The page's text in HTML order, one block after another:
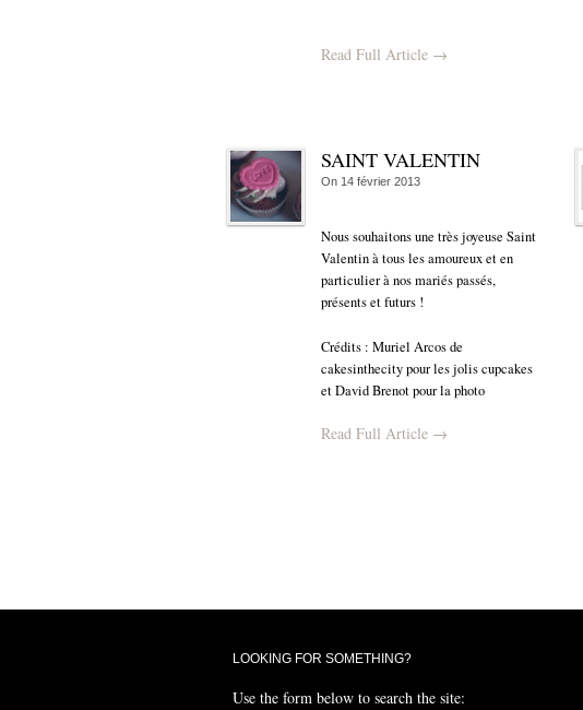
Read Full Article →
SAINT VALENTIN
On 14 février 2013
Nous souhaitons une très joyeuse Saint
Valentin à tous les amoureux et en
particulier à nos mariés passés,
présents et futurs !
Crédits : Muriel Arcos de
cakesinthecity pour les jolis cupcakes
et David Brenot pour la photo
Read Full Article →
LOOKING FOR SOMETHING?
Use the form below to search the site: